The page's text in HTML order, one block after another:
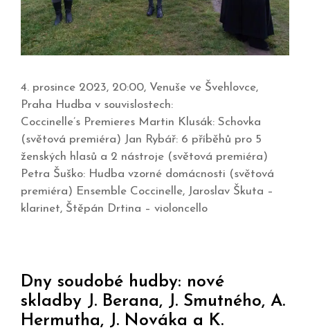
4. prosince 2023, 20:00, Venuše ve Švehlovce,
Praha Hudba v souvislostech:
Coccinelle’s Premieres Martin Klusák: Schovka
(světová premiéra) Jan Rybář: 6 příběhů pro 5
ženských hlasů a 2 nástroje (světová premiéra)
Petra Šuško: Hudba vzorné domácnosti (světová
premiéra) Ensemble Coccinelle, Jaroslav Škuta –
klarinet, Štěpán Drtina – violoncello
Dny soudobé hudby: nové
skladby J. Berana, J. Smutného, A.
Hermutha, J. Nováka a K.